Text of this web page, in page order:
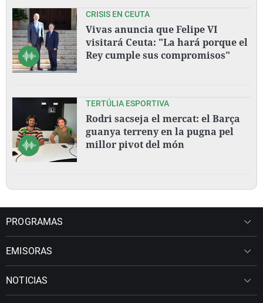
CRISIS EN CEUTA
Vivas anuncia que Felipe VI
visitará Ceuta: "La hará porque el
Rey cumple sus compromisos"
TERTÚLIA ESPORTIVA
Rodri sacseja el mercat: el Barça
guanya terreny en la pugna pel
millor pivot del món
PROGRAMAS
EMISORAS
NOTICIAS